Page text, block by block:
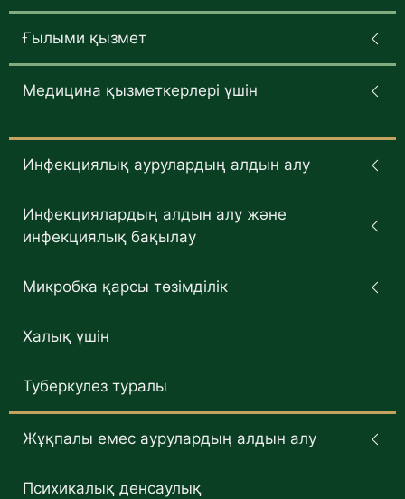
Ғылыми қызмет
Медицина қызметкерлері үшін
Инфекциялық аурулардың алдын алу
Инфекциялардың алдын алу және
инфекциялық бақылау
Микробка қарсы төзімділік
Халық үшін
Туберкулез туралы
Жұқпалы емес аурулардың алдын алу
Психикалық денсаулық